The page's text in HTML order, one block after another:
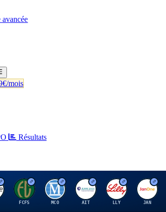
avancée
mois
Résultats
F
FCFS
M
MCO
A
AIT
E
LLY
J
JAN